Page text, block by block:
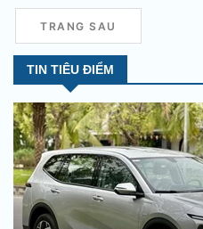
TRANG SAU
TIN TIÊU ĐIỂM